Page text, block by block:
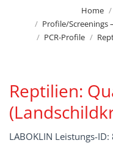
Home
Profile/Screenings
PCR-Profile
Reptilien:
LABOKLIN Leistungs-ID: